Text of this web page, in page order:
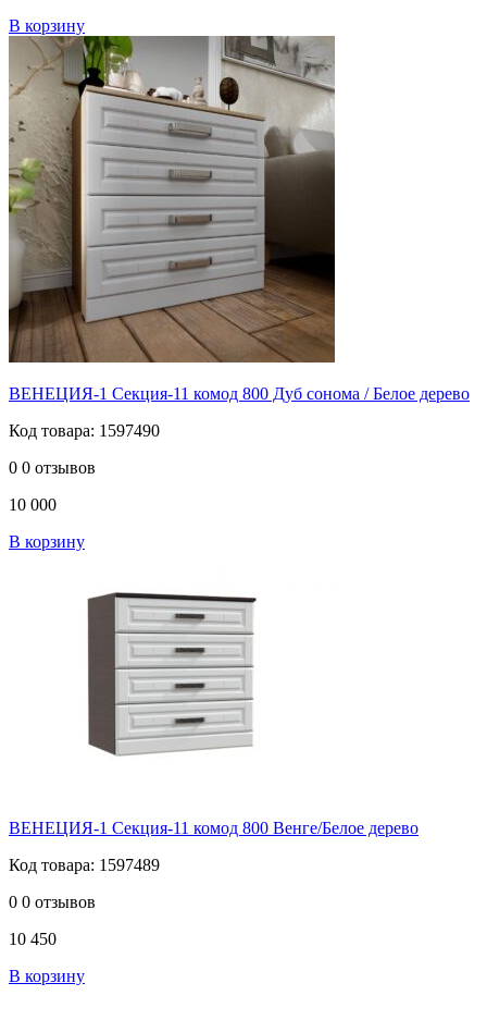
В корзину
ВЕНЕЦИЯ-1 Секция-11 комод 800 Дуб сонома / Белое дерево
Код товара: 1597490
0 0 отзывов
10 000
В корзину
ВЕНЕЦИЯ-1 Секция-11 комод 800 Венге/Белое дерево
Код товара: 1597489
0 0 отзывов
10 450
В корзину